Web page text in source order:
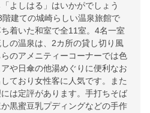
よしはる」はいかがでしょう
建ての城崎らしい温泉旅館で
着いた和室で全11室。4名一室
の温泉は、2カ所の貸し切り風
のアメニティーコーナーでは色
や日傘の他湯めぐりに便利なお
ており女性客に人気です。また
は定評があります。手打ちそば
黒蜜豆乳プディングなどの手作